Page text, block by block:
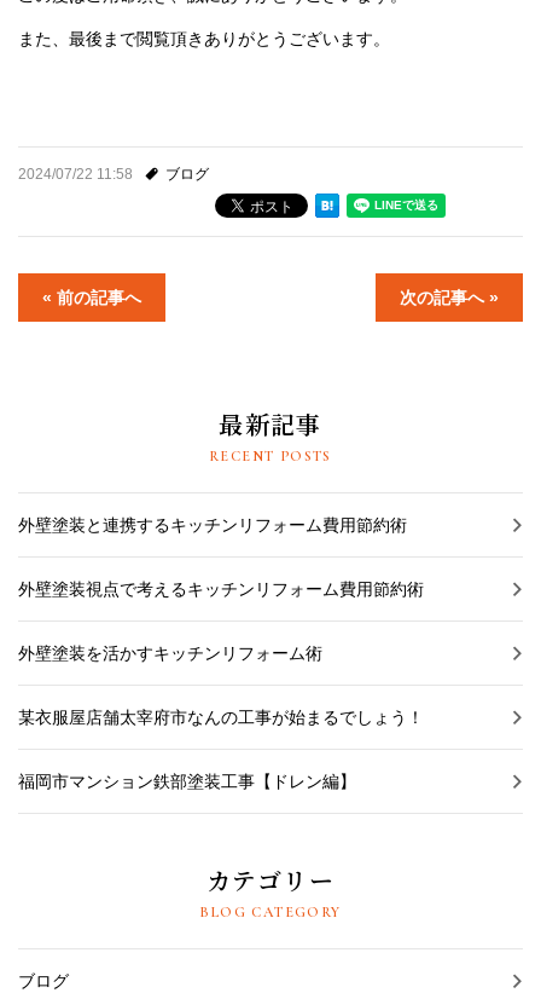
また、最後まで閲覧頂きありがとうございます。
2024/07/22 11:58 ブログ
« 前の記事へ 次の記事へ »
最新記事
RECENT POSTS
外壁塗装と連携するキッチンリフォーム費用節約術
外壁塗装視点で考えるキッチンリフォーム費用節約術
外壁塗装を活かすキッチンリフォーム術
某衣服屋店舗太宰府市なんの工事が始まるでしょう！
福岡市マンション鉄部塗装工事【ドレン編】
カテゴリー
BLOG CATEGORY
ブログ